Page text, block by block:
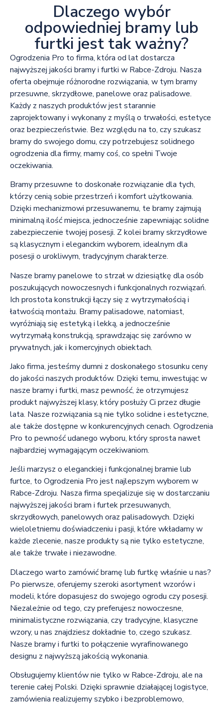
Dlaczego wybór
odpowiedniej bramy lub
furtki jest tak ważny?
Ogrodzenia Pro to firma, która od lat dostarcza
najwyższej jakości bramy i furtki w Rabce-Zdroju. Nasza
oferta obejmuje różnorodne rozwiązania, w tym bramy
przesuwne, skrzydłowe, panelowe oraz palisadowe.
Każdy z naszych produktów jest starannie
zaprojektowany i wykonany z myślą o trwałości, estetyce
oraz bezpieczeństwie. Bez względu na to, czy szukasz
bramy do swojego domu, czy potrzebujesz solidnego
ogrodzenia dla firmy, mamy coś, co spełni Twoje
oczekiwania.
Bramy przesuwne to doskonałe rozwiązanie dla tych,
którzy cenią sobie przestrzeń i komfort użytkowania.
Dzięki mechanizmowi przesuwanemu, te bramy zajmują
minimalną ilość miejsca, jednocześnie zapewniając solidne
zabezpieczenie twojej posesji. Z kolei bramy skrzydłowe
są klasycznym i eleganckim wyborem, idealnym dla
posesji o urokliwym, tradycyjnym charakterze.
Nasze bramy panelowe to strzał w dziesiątkę dla osób
poszukujących nowoczesnych i funkcjonalnych rozwiązań.
Ich prostota konstrukcji łączy się z wytrzymałością i
łatwością montażu. Bramy palisadowe, natomiast,
wyróżniają się estetyką i lekką, a jednocześnie
wytrzymałą konstrukcją, sprawdzając się zarówno w
prywatnych, jak i komercyjnych obiektach.
Jako firma, jesteśmy dumni z doskonałego stosunku ceny
do jakości naszych produktów. Dzięki temu, inwestując w
nasze bramy i furtki, masz pewność, że otrzymujesz
produkt najwyższej klasy, który posłuży Ci przez długie
lata. Nasze rozwiązania są nie tylko solidne i estetyczne,
ale także dostępne w konkurencyjnych cenach. Ogrodzenia
Pro to pewność udanego wyboru, który sprosta nawet
najbardziej wymagającym oczekiwaniom.
Jeśli marzysz o eleganckiej i funkcjonalnej bramie lub
furtce, to Ogrodzenia Pro jest najlepszym wyborem w
Rabce-Zdroju. Nasza firma specjalizuje się w dostarczaniu
najwyższej jakości bram i furtek przesuwanych,
skrzydłowych, panelowych oraz palisadowych. Dzięki
wieloletniemu doświadczeniu i pasji, które wkładamy w
każde zlecenie, nasze produkty są nie tylko estetyczne,
ale także trwałe i niezawodne.
Dlaczego warto zamówić bramę lub furtkę właśnie u nas?
Po pierwsze, oferujemy szeroki asortyment wzorów i
modeli, które dopasujesz do swojego ogrodu czy posesji.
Niezależnie od tego, czy preferujesz nowoczesne,
minimalistyczne rozwiązania, czy tradycyjne, klasyczne
wzory, u nas znajdziesz dokładnie to, czego szukasz.
Nasze bramy i furtki to połączenie wyrafinowanego
designu z najwyższą jakością wykonania.
Obsługujemy klientów nie tylko w Rabce-Zdroju, ale na
terenie całej Polski. Dzięki sprawnie działającej logistyce,
zamówienia realizujemy szybko i bezproblemowo,